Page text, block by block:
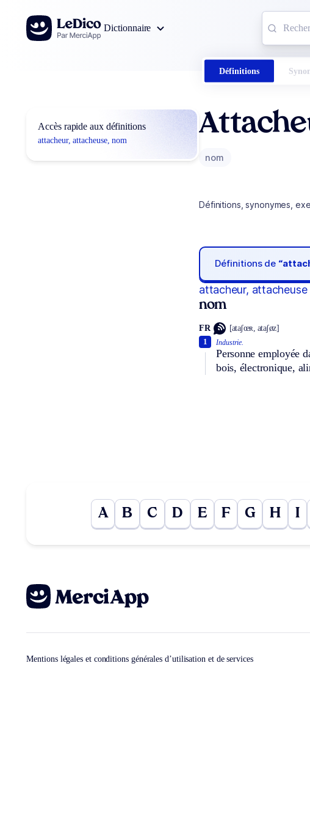
Aller au contenu
Dictionnaire
Définitions
Accès rapide aux définitions
attacheur, attacheuse, nom
nom
Définitions, synonymes,
Définitions de
attacheur, attacheuse
nom
FR [ataʃœʀ, ataʃøz]
Industrie.
Personne employée
bois, électronique,
1
A B C D E F G H I
Mentions légales et conditions générales d’utilisation et de services